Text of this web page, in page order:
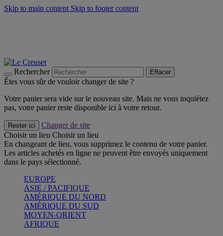
Skip to main content Skip to footer content
Rechercher Effacer
Êtes vous sûr de vouloir changer de site ?
Votre panier sera vide sur le nouveau site. Mais ne vous inquiétez
pas, votre panier reste disponible ici à votre retour.
Rester ici
Changer de site
Choisir un lieu Choisir un lieu
En changeant de lieu, vous supprimez le contenu de votre panier.
Les articles achetés en ligne ne peuvent être envoyés uniquement
dans le pays sélectionné.
EUROPE
ASIE / PACIFIQUE
AMÉRIQUE DU NORD
AMÉRIQUE DU SUD
MOYEN-ORIENT
AFRIQUE